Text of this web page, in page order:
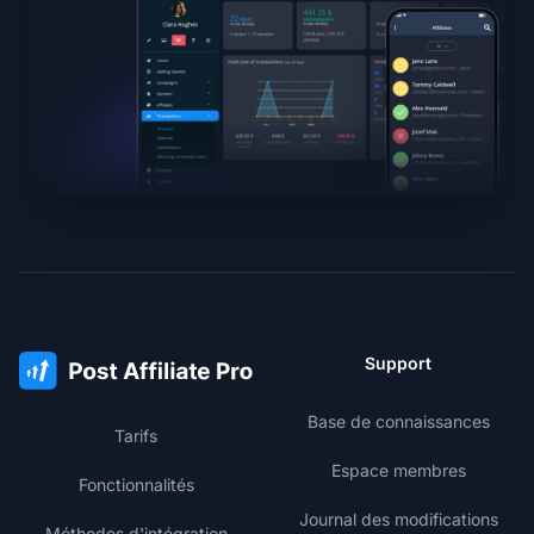
Tarifs
Fonctionnalités
Support
Base de connaissances
Espace membres
Journal des modifications